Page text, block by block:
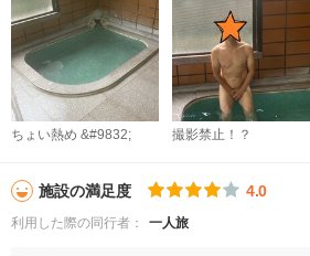
ちょい熱め &#9832;︎ 撮影禁止！？
施設の満足度 4.0
利用した際の同行者： 一人旅